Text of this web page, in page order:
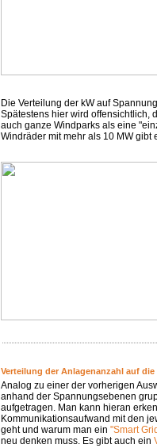
Die Verteilung der kW auf
Spätestens hier wird offensichtlich,
auch ganze Windparks als eine
Windräder mit mehr als 10 MW gibt
Verteilung der Anlagenanzahl auf die
Analog zu einer der vorherigen
anhand der Spannungsebenen
aufgetragen. Man kann hieran
Kommunikationsaufwand mit den
geht und warum man ein "Smart
neu denken muss. Es gibt auch ein